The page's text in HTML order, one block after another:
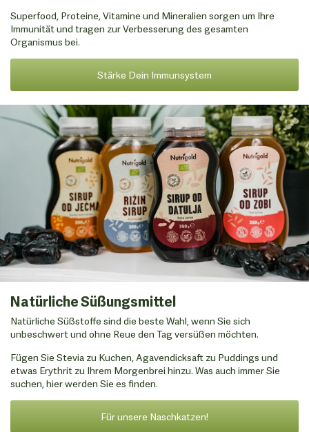
Superfood, Proteine, Vitamine und Mineralien sorgen um Ihre
Immunität und tragen zur Verbesserung des gesamten
Organismus bei.
Stärke Dein Immunsystem
Natürliche Süßungsmittel
Natürliche Süßstoffe sind die beste Wahl, wenn Sie sich
unbeschwert und ohne Reue den Tag versüßen möchten.
Fügen Sie Stevia zu Kuchen, Agavendicksaft zu Puddings und
etwas Erythrit zu Ihrem Morgenbrei hinzu. Was auch immer Sie
suchen, hier werden Sie es finden.
Für unsere Naschkatzen!